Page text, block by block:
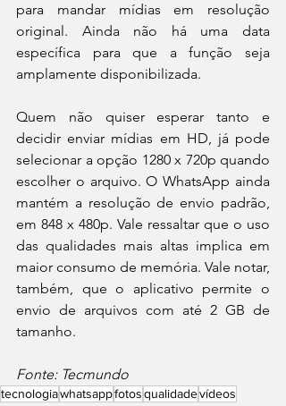
para mandar mídias em resolução
original. Ainda não há uma data
específica para que a função seja
amplamente disponibilizada.
Quem não quiser esperar tanto e
decidir enviar mídias em HD, já pode
selecionar a opção 1280 x 720p quando
escolher o arquivo. O WhatsApp ainda
mantém a resolução de envio padrão,
em 848 x 480p. Vale ressaltar que o uso
das qualidades mais altas implica em
maior consumo de memória. Vale notar,
também, que o aplicativo permite o
envio de arquivos com até 2 GB de
tamanho.
Fonte: Tecmundo
tecnologiawhatsappfotosqualidadevídeos